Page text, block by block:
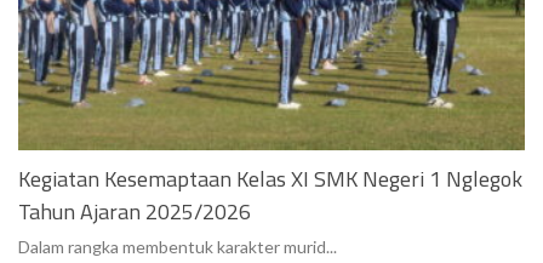
Kegiatan Kesemaptaan Kelas XI SMK Negeri 1 Nglegok
Tahun Ajaran 2025/2026
Dalam rangka membentuk karakter murid...